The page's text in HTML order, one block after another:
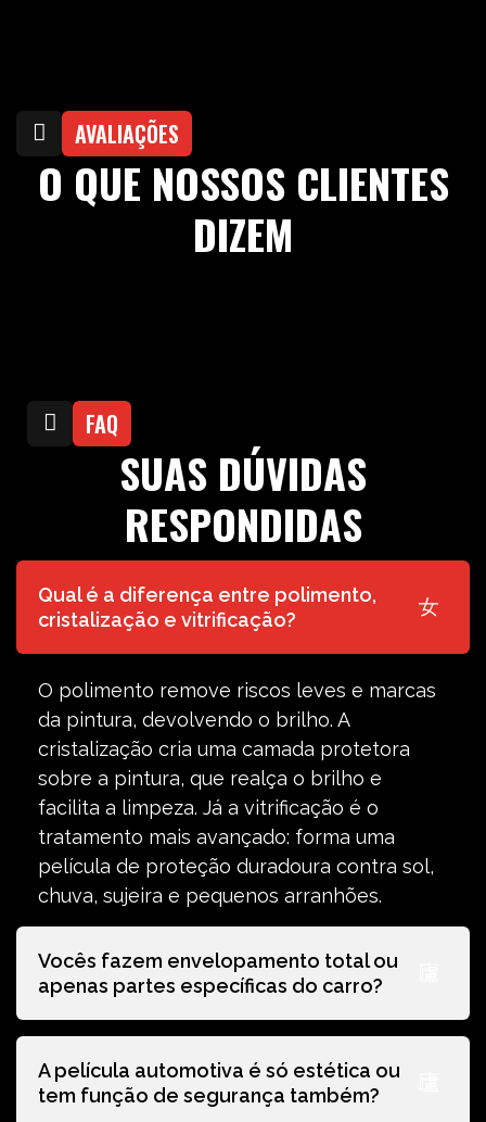
AVALIAÇÕES
O QUE NOSSOS CLIENTES
DIZEM
FAQ
SUAS DÚVIDAS
RESPONDIDAS
Qual é a diferença entre polimento,
cristalização e vitrificação?
O polimento remove riscos leves e marcas
da pintura, devolvendo o brilho. A
cristalização cria uma camada protetora
sobre a pintura, que realça o brilho e
facilita a limpeza. Já a vitrificação é o
tratamento mais avançado: forma uma
película de proteção duradoura contra sol,
chuva, sujeira e pequenos arranhões.
Vocês fazem envelopamento total ou
apenas partes específicas do carro?
A película automotiva é só estética ou
tem função de segurança também?